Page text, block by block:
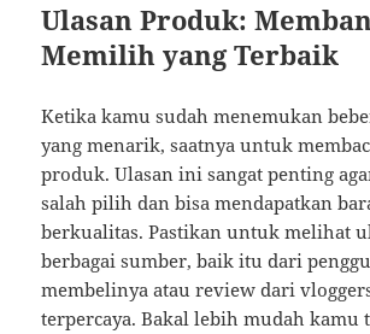
Ulasan Produk:
Memilih yang Terbaik
Ketika kamu sudah menemukan
yang menarik, saatnya untuk
produk. Ulasan ini sangat penting
salah pilih dan bisa mendapatkan
berkualitas. Pastikan untuk melihat
berbagai sumber, baik itu dari
membelinya atau review dari
terpercaya. Bakal lebih mudah kamu